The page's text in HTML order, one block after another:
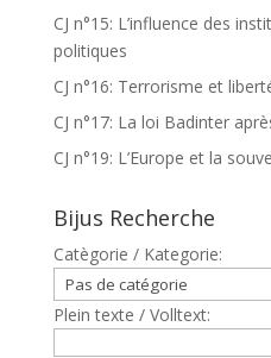
CJ n°15: L’influence des
politiques
CJ n°16: Terrorisme et
CJ n°17: La loi Badinter
CJ n°19: L’Europe et la
Bijus Recherche
Catègorie / Kategorie:
Plein texte / Volltext: